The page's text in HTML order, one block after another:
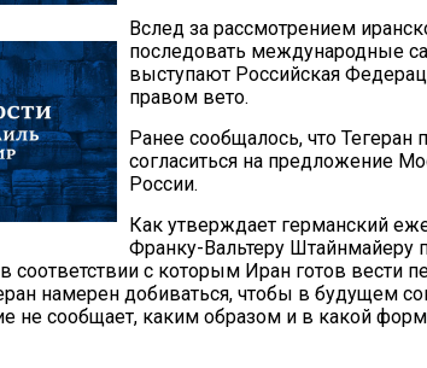
Вслед за рассмотрением
последовать международные
выступают Российская
правом вето.
Ранее сообщалось, что
согласиться на предложение
России.
Как утверждает германский
Франку-Вальтеру Штайнмайеру
соответствии с которым Иран готов вести
намерен добиваться, чтобы в будущем
не сообщает, каким образом и в какой